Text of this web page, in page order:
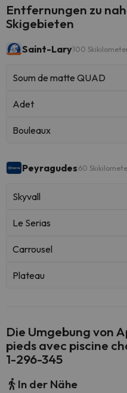
Entfernungen zu
Skigebieten
Saint-Lary100
Soum de matte QUAD
Adet
Bouleaux
Peyragudes 60
Skyvall
Le Serias
Carrousel
Plateau
Die Umgebung von
pieds avec piscine
1-296-345
In der Nähe